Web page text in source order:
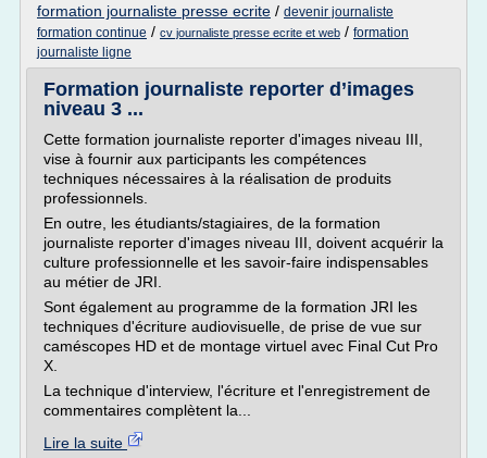
formation journaliste presse ecrite / devenir journaliste
formation continue / cv journaliste presse ecrite et web / formation
journaliste ligne
Formation journaliste reporter d’images
niveau 3 ...
Cette formation journaliste reporter d'images niveau III,
vise à fournir aux participants les compétences
techniques nécessaires à la réalisation de produits
professionnels.
En outre, les étudiants/stagiaires, de la formation
journaliste reporter d'images niveau III, doivent acquérir la
culture professionnelle et les savoir-faire indispensables
au métier de JRI.
Sont également au programme de la formation JRI les
techniques d'écriture audiovisuelle, de prise de vue sur
caméscopes HD et de montage virtuel avec Final Cut Pro
X.
La technique d'interview, l'écriture et l'enregistrement de
commentaires complètent la...
Lire la suite